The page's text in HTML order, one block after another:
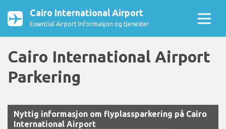
Cairo International Airport
Essential Airport Informasjon og tjenester
Cairo International Airport
Parkering
Nyttig informasjon om flyplassparkering på Cairo
International Airport